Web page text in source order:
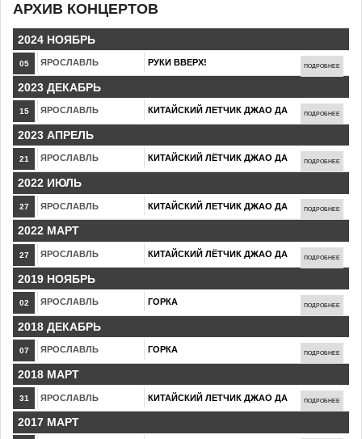
АРХИВ КОНЦЕРТОВ
2024 НОЯБРЬ
05 ЯРОСЛАВЛЬ РУКИ ВВЕРХ! ПОДРОБНЕЕ
2023 ДЕКАБРЬ
15 ЯРОСЛАВЛЬ КИТАЙСКИЙ ЛЕТЧИК ДЖАО ДА ПОДРОБНЕЕ
2023 АПРЕЛЬ
21 ЯРОСЛАВЛЬ КИТАЙСКИЙ ЛЁТЧИК ДЖАО ДА ПОДРОБНЕЕ
2022 ИЮЛЬ
27 ЯРОСЛАВЛЬ КИТАЙСКИЙ ЛЕТЧИК ДЖАО ДА ПОДРОБНЕЕ
2022 МАРТ
27 ЯРОСЛАВЛЬ КИТАЙСКИЙ ЛЁТЧИК ДЖАО ДА ПОДРОБНЕЕ
2019 НОЯБРЬ
02 ЯРОСЛАВЛЬ ГОРКА ПОДРОБНЕЕ
2018 ДЕКАБРЬ
07 ЯРОСЛАВЛЬ ГОРКА ПОДРОБНЕЕ
2018 МАРТ
31 ЯРОСЛАВЛЬ КИТАЙСКИЙ ЛЕТЧИК ДЖАО ДА ПОДРОБНЕЕ
2017 МАРТ